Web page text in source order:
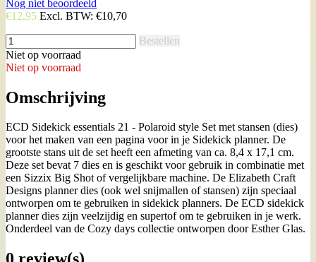
Nog niet beoordeeld
€12,95 Excl. BTW: €10,70
Bestellen
Niet op voorraad
Niet op voorraad
Omschrijving
ECD Sidekick essentials 21 - Polaroid style Set met stansen (dies)
voor het maken van een pagina voor in je Sidekick planner. De
grootste stans uit de set heeft een afmeting van ca. 8,4 x 17,1 cm.
Deze set bevat 7 dies en is geschikt voor gebruik in combinatie met
een Sizzix Big Shot of vergelijkbare machine. De Elizabeth Craft
Designs planner dies (ook wel snijmallen of stansen) zijn speciaal
ontworpen om te gebruiken in sidekick planners. De ECD sidekick
planner dies zijn veelzijdig en supertof om te gebruiken in je werk.
Onderdeel van de Cozy days collectie ontworpen door Esther Glas.